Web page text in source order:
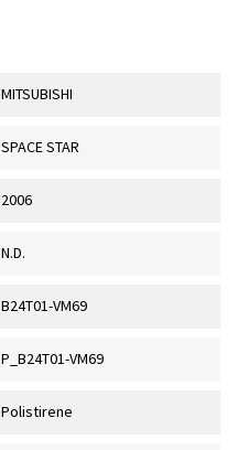
MITSUBISHI
SPACE STAR
2006
N.D.
B24T01-VM69
P_B24T01-VM69
Polistirene